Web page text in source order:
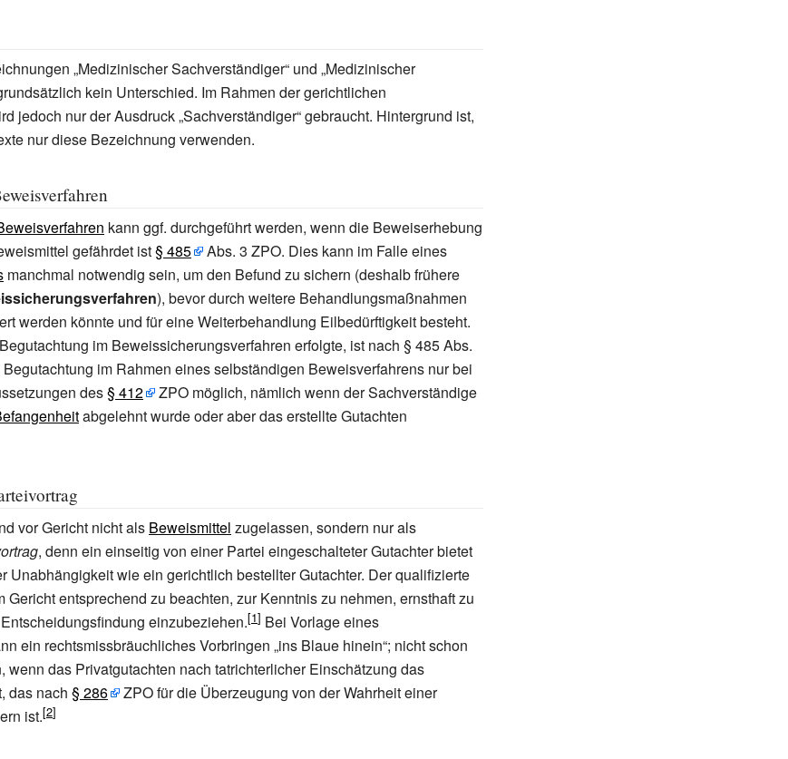
„Medizinischer Sachverständiger“ und „Medizinischer
kein Unterschied. Im Rahmen der gerichtlichen
jedoch nur der Ausdruck „Sachverständiger“ gebraucht. Hintergrund ist,
nur diese Bezeichnung verwenden.
kann ggf. durchgeführt werden, wenn die Beweiserhebung
gefährdet ist§ 485 Abs. 3 ZPO. Dies kann im Falle eines
manchmal notwendig sein, um den Befund zu sichern (deshalb frühere
), bevor durch weitere Behandlungsmaßnahmen
werden könnte und für eine Weiterbehandlung Eilbedürftigkeit besteht.
im Beweissicherungsverfahren erfolgte, ist nach § 485 Abs.
im Rahmen eines selbständigen Beweisverfahrens nur bei
des§ 412
ZPO möglich, nämlich wenn der Sachverständige
abgelehnt wurde oder aber das erstellte Gutachten
vor Gericht nicht als Beweismittel zugelassen, sondern nur als
, denn ein einseitig von einer Partei eingeschalteter Gutachter bietet
Unabhängigkeit wie ein gerichtlich bestellter Gutachter. Der qualifizierte
Gericht entsprechend zu beachten, zur Kenntnis zu nehmen, ernsthaft zu
einzubeziehen.
Bei Vorlage eines
ein rechtsmissbräuchliches Vorbringen „ins Blaue hinein“; nicht schon
wenn das Privatgutachten nach tatrichterlicher Einschätzung das
das nach § 286
ZPO für die Überzeugung von der Wahrheit einer
ist.